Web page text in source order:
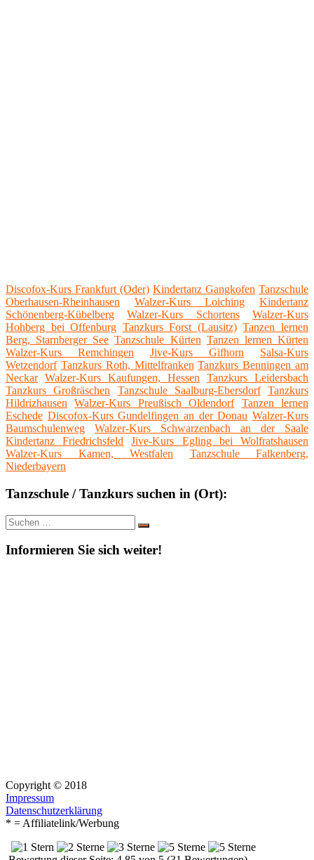
Discofox-Kurs Frankfurt (Oder) Kindertanz Gangkofen Tanzschule
Oberhausen-Rheinhausen
Walzer-Kurs Loiching
Kindertanz
Schönenberg-Kübelberg
Walzer-Kurs Schortens
Walzer-Kurs
Hohberg bei Offenburg Tanzkurs Forst (Lausitz) Tanzen lernen
Berg, Starnberger See Tanzschule Kürten Tanzen lernen Kürten
Walzer-Kurs Remchingen
Jive-Kurs Gifhorn
Salsa-Kurs
Wetzendorf Tanzkurs Roth, Mittelfranken Tanzkurs Benningen am
Neckar Walzer-Kurs Kaufungen, Hessen
Tanzkurs Leidersbach
Tanzkurs Großräschen
Tanzschule Saalburg-Ebersdorf
Tanzkurs
Hildrizhausen
Walzer-Kurs Preußisch Oldendorf
Tanzen lernen
Eschede Discofox-Kurs Gundelfingen an der Donau Walzer-Kurs
Baumschulenweg
Walzer-Kurs Schwarzenbach an der Saale
Kindertanz Friedrichsfeld
Jive-Kurs Egling bei Wolfratshausen
Walzer-Kurs Kamen, Westfalen
Tanzschule Falkenberg,
Niederbayern
Tanzschule / Tanzkurs suchen in (Ort):
Suche
nach:
Suchen
Informieren Sie sich weiter!
Copyright © 2018
Impressum
Datenschutzerklärung
* = Affiliatelink/Werbung